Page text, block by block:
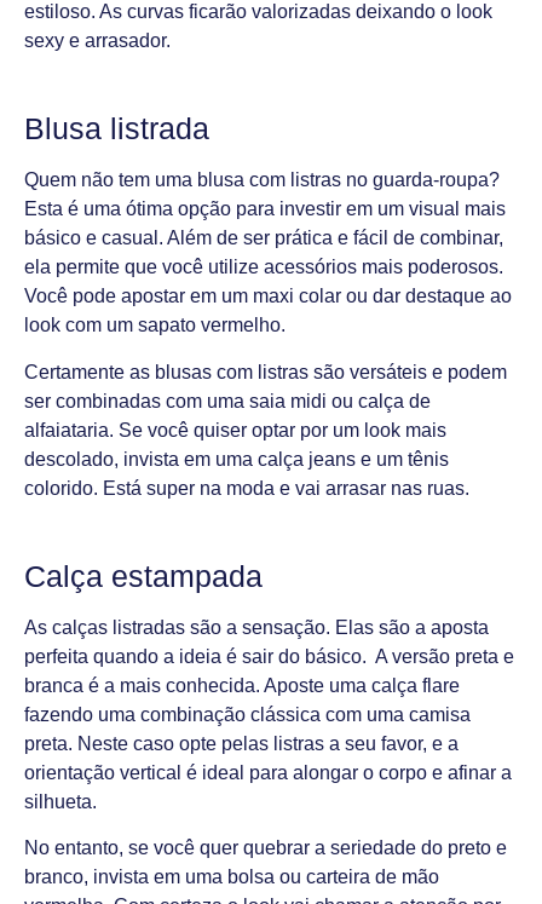
estiloso. As curvas ficarão valorizadas deixando o look
sexy e arrasador.
Blusa listrada
Quem não tem uma blusa com listras no guarda-roupa?
Esta é uma ótima opção para investir em um visual mais
básico e casual. Além de ser prática e fácil de combinar,
ela permite que você utilize acessórios mais poderosos.
Você pode apostar em um maxi colar ou dar destaque ao
look com um sapato vermelho.
Certamente as blusas com listras são versáteis e podem
ser combinadas com uma saia midi ou calça de
alfaiataria. Se você quiser optar por um look mais
descolado, invista em uma calça jeans e um tênis
colorido. Está super na moda e vai arrasar nas ruas.
Calça estampada
As calças listradas são a sensação. Elas são a aposta
perfeita quando a ideia é sair do básico. A versão preta e
branca é a mais conhecida. Aposte uma calça flare
fazendo uma combinação clássica com uma camisa
preta. Neste caso opte pelas listras a seu favor, e a
orientação vertical é ideal para alongar o corpo e afinar a
silhueta.
No entanto, se você quer quebrar a seriedade do preto e
branco, invista em uma bolsa ou carteira de mão